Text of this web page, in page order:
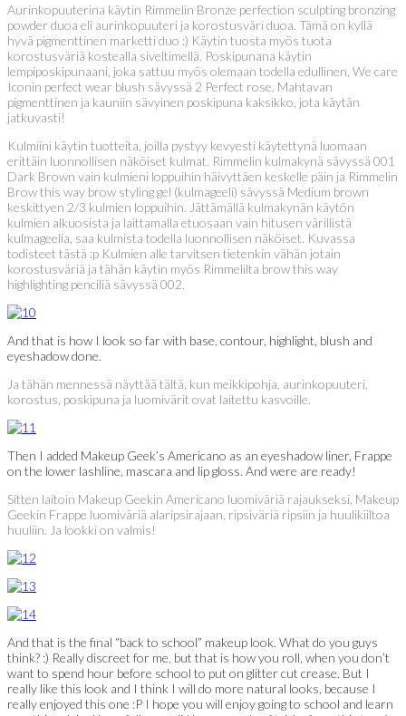
Aurinkopuuterina käytin Rimmelin Bronze perfection sculpting bronzing
powder duoa eli aurinkopuuteri ja korostusväri duoa. Tämä on kyllä
hyvä pigmenttinen marketti duo :) Käytin tuosta myös tuota
korostusväriä kostealla siveltimellä. Poskipunana käytin
lempiposkipunaani, joka sattuu myös olemaan todella edullinen, We care
Iconin perfect wear blush sävyssä 2 Perfect rose. Mahtavan
pigmenttinen ja kauniin sävyinen poskipuna kaksikko, jota käytän
jatkuvasti!
Kulmiini käytin tuotteita, joilla pystyy kevyesti käytettynä luomaan
erittäin luonnollisen näköiset kulmat. Rimmelin kulmakynä sävyssä 001
Dark Brown vain kulmieni loppuihin häivyttäen keskelle päin ja Rimmelin
Brow this way brow styling gel (kulmageeli) sävyssä Medium brown
keskittyen 2/3 kulmien loppuihin. Jättämällä kulmakynän käytön
kulmien alkuosista ja laittamalla etuosaan vain hitusen värillistä
kulmageelia, saa kulmista todella luonnollisen näköiset. Kuvassa
todisteet tästä :p Kulmien alle tarvitsen tietenkin vähän jotain
korostusväriä ja tähän käytin myös Rimmelilta brow this way
highlighting penciliä sävyssä 002.
And that is how I look so far with base, contour, highlight, blush and
eyeshadow done.
Ja tähän mennessä näyttää tältä, kun meikkipohja, aurinkopuuteri,
korostus, poskipuna ja luomivärit ovat laitettu kasvoille.
Then I added Makeup Geek’s Americano as an eyeshadow liner, Frappe
on the lower lashline, mascara and lip gloss. And were are ready!
Sitten laitoin Makeup Geekin Americano luomiväriä rajaukseksi, Makeup
Geekin Frappe luomiväriä alaripsirajaan, ripsiväriä ripsiin ja huulikiiltoa
huuliin. Ja lookki on valmis!
And that is the final “back to school” makeup look. What do you guys
think? :) Really discreet for me, but that is how you roll, when you don’t
want to spend hour before school to put on glitter cut crease. But I
really like this look and I think I will do more natural looks, because I
really enjoyed this one :P I hope you will enjoy going to school and learn